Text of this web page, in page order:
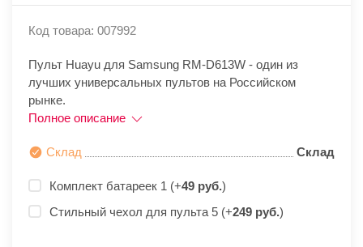
Код товара: 007992
Пульт Huayu для Samsung RM-D613W - один из
лучших универсальных пультов на Российском
рынке.
Полное описание
Склад Склад
Комплект батареек 1 (+49 руб.)
Стильный чехол для пульта 5 (+249 руб.)